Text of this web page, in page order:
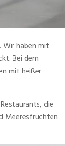
Wir haben mit
Bei dem
mit heißer
die
Meeresfrüchten